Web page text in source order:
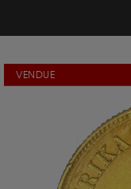
VENDUE